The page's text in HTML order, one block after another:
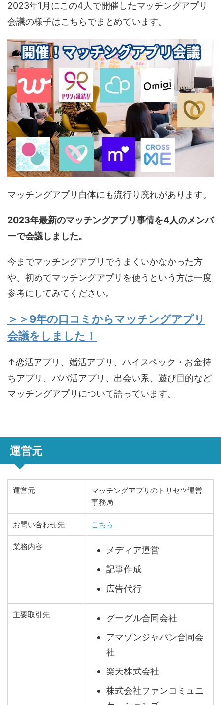
2023年1月にこの4人で開催したマッチングアプリ
会議の様子はこちらでまとめています。
マッチングアプリ自体にも流行り廃れがあります。
2023年最新のマッチングアプリ事情を4人のメンバ
ーで会議しました。
今までマッチングアプリでうまくいかなかった方
や、初めてマッチングアプリを使うという方は一度
参考にしてみてください。
＞＞9年の口コミからマッチングアプリ
会議をしました！
↑恋活アプリ、婚活アプリ、ハイスペック・お金持
ちアプリ、パパ活アプリ、出会い系、遊び目的など
マッチングアプリについて語っています。
運営元
運営元
マッチングアプリのトリセツ運営
事務局
お問い合わせ先 こちら
業務内容
メディア運営
記事作成
広告代行
主要取引先
グーグル合同会社
アマゾンジャパン合同会
社
楽天株式会社
株式会社ファンコミュニ